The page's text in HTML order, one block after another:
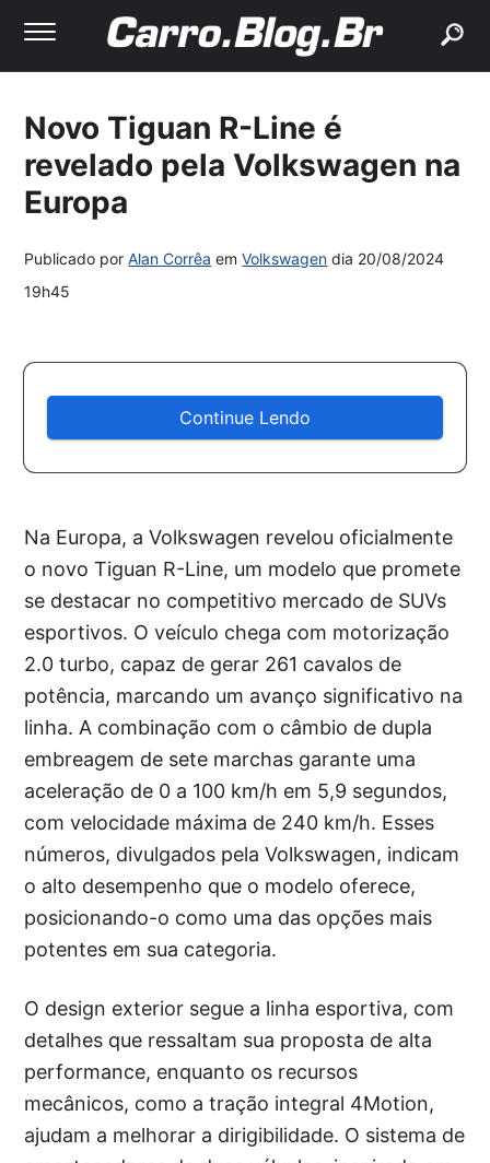
Novo Tiguan R-Line é
revelado pela Volkswagen na
Europa
Publicado porAlan Corrêa emVolkswagen dia 20/08/2024
19h45
Continue Lendo
Na Europa, a Volkswagen revelou oficialmente
o novo Tiguan R-Line, um modelo que promete
se destacar no competitivo mercado de SUVs
esportivos. O veículo chega com motorização
2.0 turbo, capaz de gerar 261 cavalos de
potência, marcando um avanço significativo na
linha. A combinação com o câmbio de dupla
embreagem de sete marchas garante uma
aceleração de 0 a 100 km/h em 5,9 segundos,
com velocidade máxima de 240 km/h. Esses
números, divulgados pela Volkswagen, indicam
o alto desempenho que o modelo oferece,
posicionando-o como uma das opções mais
potentes em sua categoria.
O design exterior segue a linha esportiva, com
detalhes que ressaltam sua proposta de alta
performance, enquanto os recursos
mecânicos, como a tração integral 4Motion,
ajudam a melhorar a dirigibilidade. O sistema de